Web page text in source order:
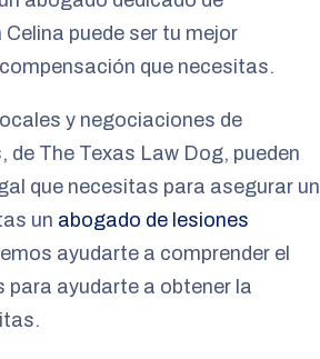
puede ser tu mejor
que necesitas.
y negociaciones de
The Texas Law Dog, pueden
que necesitas para asegurar un
un abogado de lesiones
ayudarte a comprender el
para ayudarte a obtener la